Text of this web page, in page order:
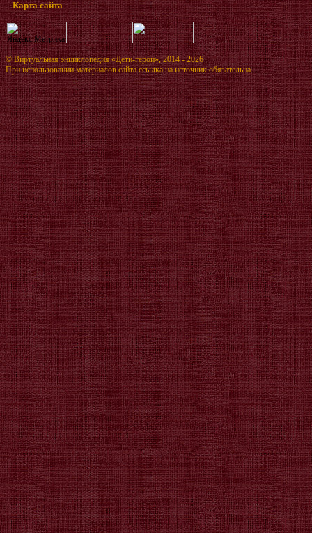
Карта сайта
©Виртуальная энциклопедия «Дети-герои», 2014 - 2026
При использовании материалов сайта ссылка на источник обязательна.